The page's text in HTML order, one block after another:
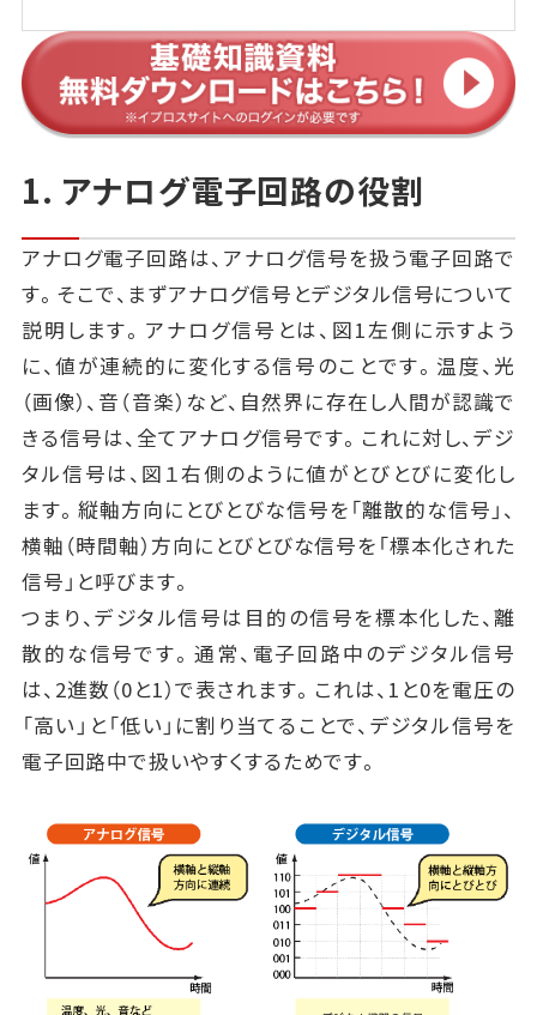
1. アナログ電子回路の役割
アナログ電子回路は、アナログ信号を扱う電子回路で
す。そこで、まずアナログ信号とデジタル信号について
説明します。アナログ信号とは、図1左側に示すよう
に、値が連続的に変化する信号のことです。温度、光
（画像）、音（音楽）など、自然界に存在し人間が認識で
きる信号は、全てアナログ信号です。これに対し、デジ
タル信号は、図１右側のように値がとびとびに変化し
ます。縦軸方向にとびとびな信号を「離散的な信号」、
横軸（時間軸）方向にとびとびな信号を「標本化された
信号」と呼びます。
つまり、デジタル信号は目的の信号を標本化した、離
散的な信号です。通常、電子回路中のデジタル信号
は、2進数（0と1）で表されます。これは、1と0を電圧の
「高い」と「低い」に割り当てることで、デジタル信号を
電子回路中で扱いやすくするためです。